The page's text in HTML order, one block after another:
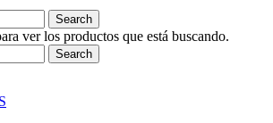
Search
ver los productos que está buscando.
Search